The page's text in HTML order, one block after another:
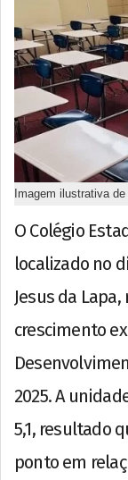
Imagem ilustrativa
O Colégio
localizado no
Jesus da
crescimento
2025. A
5,1, resultado
ponto em